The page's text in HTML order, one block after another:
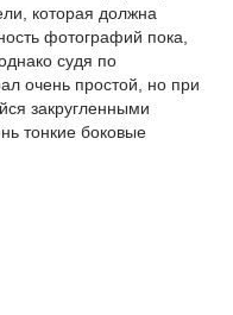
которая должна
фотографий пока,
судя по
очень простой, но при
закругленными
тонкие боковые